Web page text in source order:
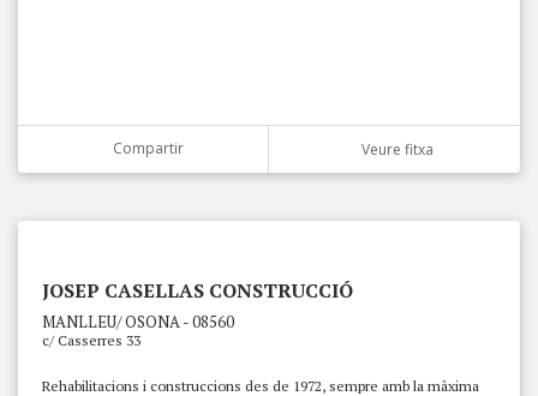
Compartir Veure fitxa
JOSEP CASELLAS CONSTRUCCIÓ
MANLLEU/ OSONA - 08560
c/ Casserres 33
Rehabilitacions i construccions des de 1972, sempre amb la màxima